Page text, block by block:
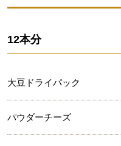
12本分
大豆ドライパック
パウダーチーズ